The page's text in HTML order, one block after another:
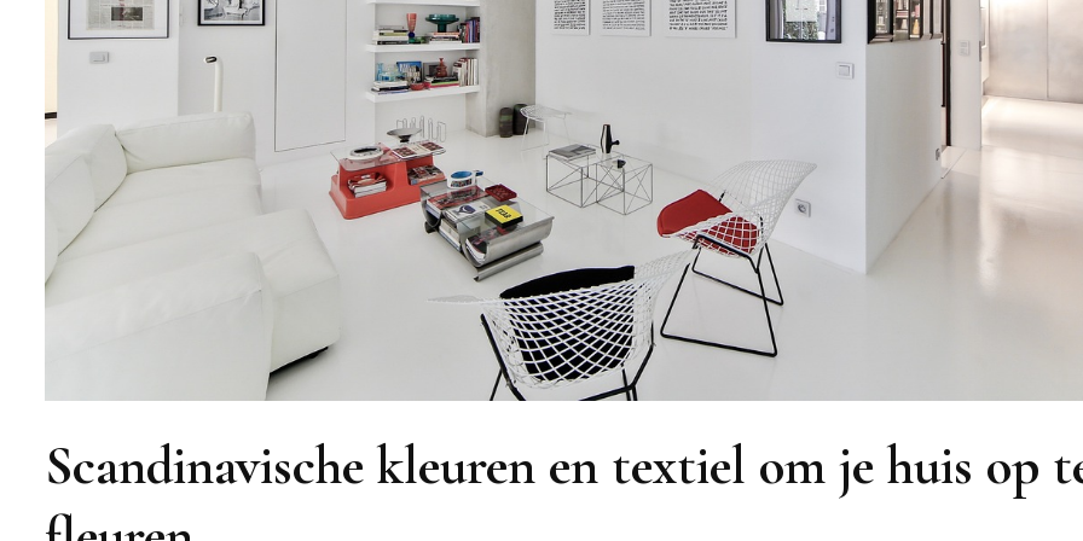
Scandinavische kleuren en textiel om je huis op